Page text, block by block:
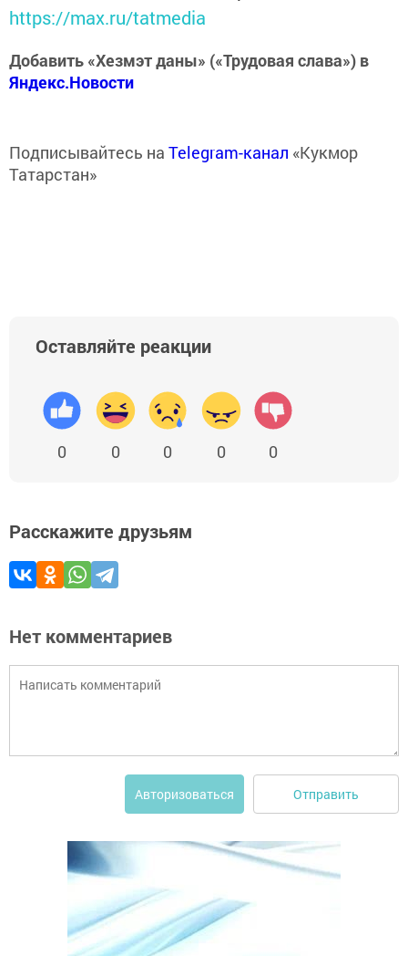
https://max.ru/tatmedia
Добавить «Хезмэт даны» («Трудовая слава») в
Яндекс.Новости
Подписывайтесь на Telegram-канал «Кукмор
Татарстан»
Оставляйте реакции
0 0 0 0 0
Расскажите друзьям
Нет комментариев
Авторизоваться Отправить